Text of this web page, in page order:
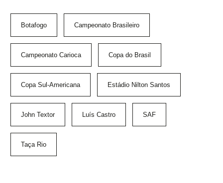
Botafogo Campeonato Brasileiro
Campeonato Carioca Copa do Brasil
Copa Sul-Americana Estádio Nilton Santos
John Textor Luís Castro SAF
Taça Rio